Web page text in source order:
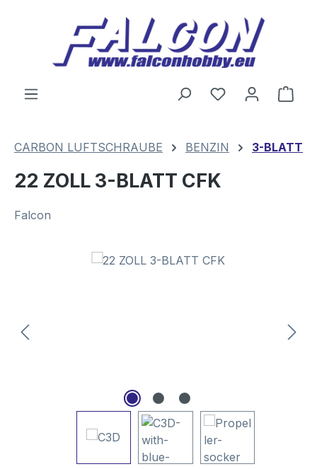
Zum Hauptinhalt springen
Du hast 0
CARBON LUFTSCHRAUBE BENZIN 3-BLATT
22 ZOLL 3-BLATT CFK
Falcon
Bildergalerie überspringen